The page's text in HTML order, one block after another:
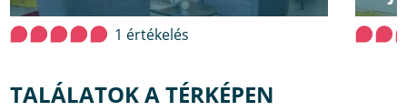
1 értékelés
TALÁLATOK A TÉRKÉPEN